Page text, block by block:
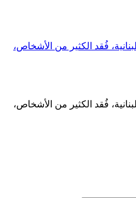
فُقد الكثير من الأشخاص،
فُقد الكثير من الأشخاص،